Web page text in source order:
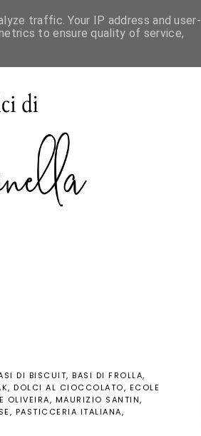
DI BISCUIT BASI DI FROLLA
DOLCI AL CIOCCOLATO
ECOLE
OLIVEIRA
MAURIZIO SANTIN
PASTICCERIA ITALIANA
traffic. Your IP address and user-
to ensure quality of service,